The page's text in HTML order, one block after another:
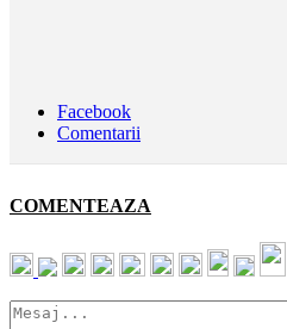
Facebook
Comentarii
COMENTEAZA